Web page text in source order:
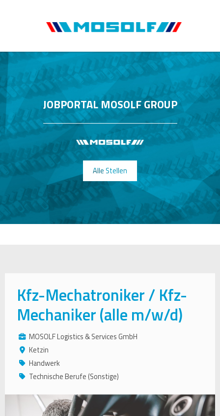
JOBPORTAL MOSOLF GROUP
Alle Stellen
Kfz-Mechatroniker / Kfz-
Mechaniker (alle m/w/d)
MOSOLF Logistics & Services GmbH
Ketzin
Handwerk
Technische Berufe (Sonstige)